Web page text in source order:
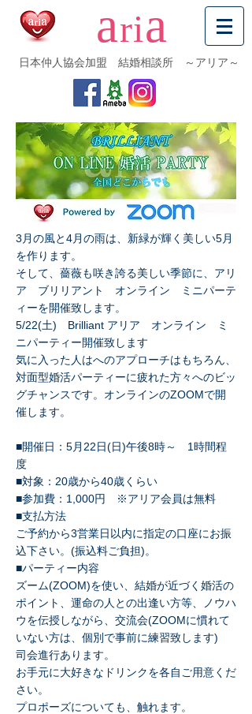
aria
日本仲人協会加盟 結婚相談所 ～アリア～
3月の風と4月の雨は、新緑が輝く美しい5月
を作ります。
そして、薔薇も咲き誇る美しい季節に、アリ
ア ブリリアント オンライン ミニパーテ
ィーを開催致します️。
5/22(土) Brilliant アリア オンライン ミ
ニパーティー開催致します
気に入った人はへのアプローチはもちろん、
対面型婚活パーティーに疲れた方々へのビッ
グチャンスです。オンラインのZOOMで開
催します。
​■開催日：5月22日(日)午後8時～ 1時間程
度
■対象：20歳から40歳くらい
​■参加費：1,000円 ※アリア会員は無料
​■支払方法
ご予約から3営業日以内に指定の口座にお振
込下さい。(振込料ご負担)。
■パーティー内容
ズーム(ZOOM)を使い、結婚が近づく婚活の
ポイント、運命の人との出逢い方等、ノウハ
ウを伝授しながら、交流会(ZOOMに慣れて
いない方は、個別で事前に練習致します)
司会進行あります。
お手元に大好きなドリンクを各自ご用意くだ
さい。
プロポーズについても、触れます。